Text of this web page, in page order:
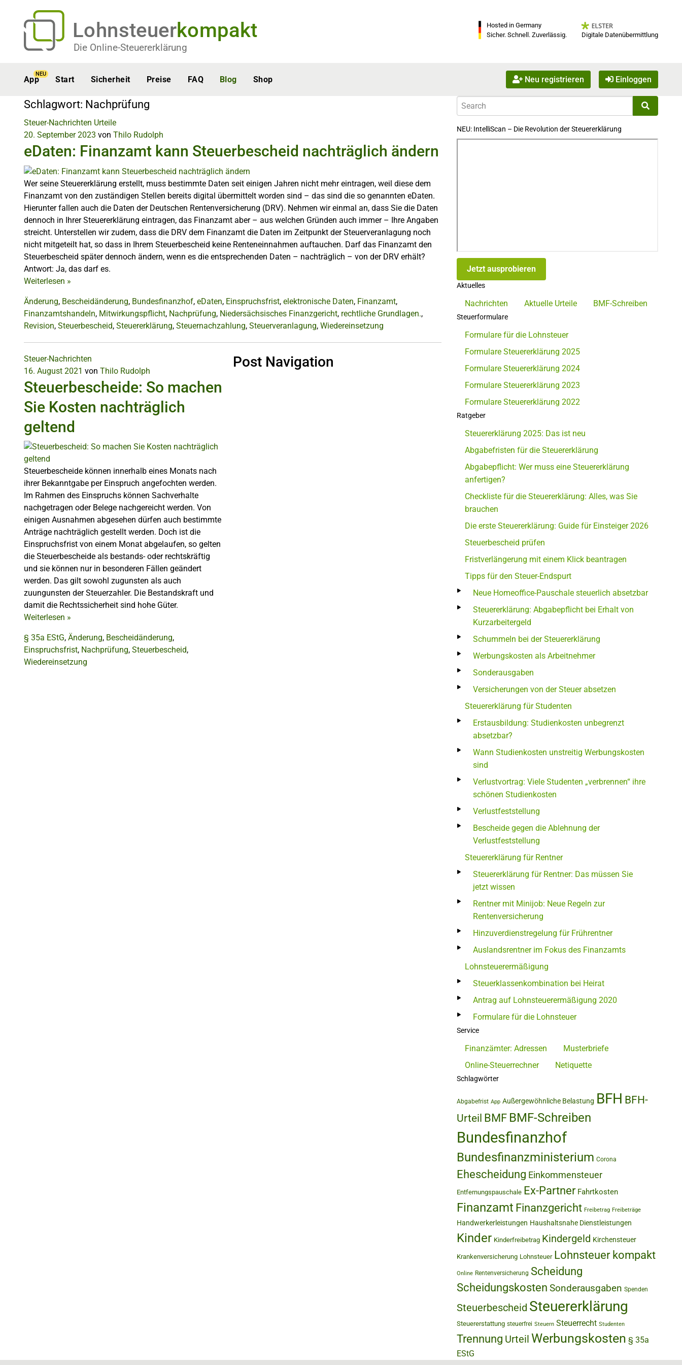
Lohnsteuerkompakt
Die Online-Steuererklärung
Hosted in Germany
Sicher. Schnell. Zuverlässig.
Digitale Datenübermittlung
App
NEU
Start Sicherheit Preise FAQ Blog Shop Neu registrieren Einloggen
Schlagwort: Nachprüfung
Steuer-Nachrichten Urteile
20. September 2023 von Thilo Rudolph
eDaten: Finanzamt kann Steuerbescheid nachträglich ändern
Wer seine Steuererklärung erstellt, muss bestimmte Daten seit einigen Jahren nicht mehr eintragen, weil diese dem
Finanzamt von den zuständigen Stellen bereits digital übermittelt worden sind – das sind die so genannten eDaten.
Hierunter fallen auch die Daten der Deutschen Rentenversicherung (DRV). Nehmen wir einmal an, dass Sie die Daten
dennoch in Ihrer Steuererklärung eintragen, das Finanzamt aber – aus welchen Gründen auch immer – Ihre Angaben
streicht. Unterstellen wir zudem, dass die DRV dem Finanzamt die Daten im Zeitpunkt der Steuerveranlagung noch
nicht mitgeteilt hat, so dass in Ihrem Steuerbescheid keine Renteneinnahmen auftauchen. Darf das Finanzamt den
Steuerbescheid später dennoch ändern, wenn es die entsprechenden Daten – nachträglich – von der DRV erhält?
Antwort: Ja, das darf es.
Weiterlesen »
Änderung, Bescheidänderung, Bundesfinanzhof, eDaten, Einspruchsfrist, elektronische Daten, Finanzamt,
Finanzamtshandeln, Mitwirkungspflicht, Nachprüfung, Niedersächsisches Finanzgericht, rechtliche Grundlagen.,
Revision, Steuerbescheid, Steuererklärung, Steuernachzahlung, Steuerveranlagung, Wiedereinsetzung
Steuer-Nachrichten
16. August 2021 von Thilo Rudolph
Steuerbescheide: So machen
Sie Kosten nachträglich
geltend
Steuerbescheide können innerhalb eines Monats nach
ihrer Bekanntgabe per Einspruch angefochten werden.
Im Rahmen des Einspruchs können Sachverhalte
nachgetragen oder Belege nachgereicht werden. Von
einigen Ausnahmen abgesehen dürfen auch bestimmte
Anträge nachträglich gestellt werden. Doch ist die
Einspruchsfrist von einem Monat abgelaufen, so gelten
die Steuerbescheide als bestands- oder rechtskräftig
und sie können nur in besonderen Fällen geändert
werden. Das gilt sowohl zugunsten als auch
zuungunsten der Steuerzahler. Die Bestandskraft und
damit die Rechtssicherheit sind hohe Güter.
Weiterlesen »
§ 35a EStG, Änderung, Bescheidänderung,
Einspruchsfrist, Nachprüfung, Steuerbescheid,
Wiedereinsetzung
Post Navigation
NEU: IntelliScan – Die Revolution der Steuererklärung
Jetzt ausprobieren
Aktuelles
Nachrichten Aktuelle Urteile BMF-Schreiben
Steuerformulare
Formulare für die Lohnsteuer
Formulare Steuererklärung 2025
Formulare Steuererklärung 2024
Formulare Steuererklärung 2023
Formulare Steuererklärung 2022
Ratgeber
Steuererklärung 2025: Das ist neu
Abgabefristen für die Steuererklärung
Abgabepflicht: Wer muss eine Steuererklärung
anfertigen?
Checkliste für die Steuererklärung: Alles, was Sie
brauchen
Die erste Steuererklärung: Guide für Einsteiger 2026
Steuerbescheid prüfen
Fristverlängerung mit einem Klick beantragen
Tipps für den Steuer-Endspurt
Neue Homeoffice-Pauschale steuerlich absetzbar
Steuererklärung: Abgabepflicht bei Erhalt von
Kurzarbeitergeld
Schummeln bei der Steuererklärung
Werbungskosten als Arbeitnehmer
Sonderausgaben
Versicherungen von der Steuer absetzen
Steuererklärung für Studenten
Erstausbildung: Studienkosten unbegrenzt
absetzbar?
Wann Studienkosten unstreitig Werbungskosten
sind
Verlustvortrag: Viele Studenten „verbrennen“ ihre
schönen Studienkosten
Verlustfeststellung
Bescheide gegen die Ablehnung der
Verlustfeststellung
Steuererklärung für Rentner
Steuererklärung für Rentner: Das müssen Sie
jetzt wissen
Rentner mit Minijob: Neue Regeln zur
Rentenversicherung
Hinzuverdienstregelung für Frührentner
Auslandsrentner im Fokus des Finanzamts
Lohnsteuerermäßigung
Steuerklassenkombination bei Heirat
Antrag auf Lohnsteuerermäßigung 2020
Formulare für die Lohnsteuer
Service
Finanzämter: Adressen
Musterbriefe
Online-Steuerrechner
Netiquette
Schlagwörter
Abgabefrist App Außergewöhnliche Belastung BFH BFH-
Urteil BMF BMF-Schreiben
Bundesfinanzhof
Bundesfinanzministerium Corona
Ehescheidung Einkommensteuer
Entfernungspauschale Ex-Partner Fahrtkosten
Finanzamt Finanzgericht Freibetrag Freibeträge
Handwerkerleistungen Haushaltsnahe Dienstleistungen
Kinder Kinderfreibetrag Kindergeld Kirchensteuer
Krankenversicherung Lohnsteuer Lohnsteuer kompakt
Online Rentenversicherung Scheidung
Scheidungskosten Sonderausgaben Spenden
Steuerbescheid Steuererklärung
Steuererstattung steuerfrei Steuern Steuerrecht Studenten
Trennung Urteil Werbungskosten § 35a
EStG